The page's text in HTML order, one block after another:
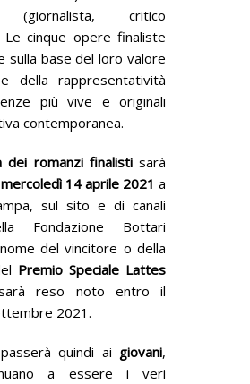
(giornalista, critico
cinque opere finaliste
sulla base del loro valore
della rappresentatività
più vive e originali
contemporanea.
dei romanzi finalistisarà
mercoledì 14 aprile 2021 a
sul sito e di canali
Fondazione Bottari
del vincitore o della
Premio Speciale Lattes
reso noto entro il
2021.
quindi ai giovani,
a essere i veri